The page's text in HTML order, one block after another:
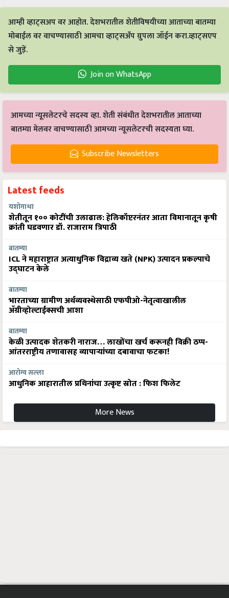
आम्ही व्हाट्सअप वर आहोत. देशभरातील शेतीविषयीच्या आताच्या बातम्या
मोबाईल वर वाचण्यासाठी आमचा व्हाट्सअँप ग्रुपला जॉईन करा.व्हाट्सएप
से जुड़ें.
Join on WhatsApp
आमच्या न्यूसलेटरचे सदस्य व्हा. शेती संबंधीत देशभरातील आताच्या
बातम्या मेलवर वाचण्यासाठी आमच्या न्यूसलेटरची सदस्यता घ्या.
Subscribe Newsletters
Latest feeds
यशोगाथा
शेतीतून १०० कोटींची उलाढाल: हेलिकॉप्टरनंतर आता विमानातून कृषी
क्रांती घडवणार डॉ. राजाराम त्रिपाठी
बातम्या
ICL ने महाराष्ट्रात अत्याधुनिक विद्राव्य खते (NPK) उत्पादन प्रकल्पाचे
उद्घाटन केले
बातम्या
भारताच्या ग्रामीण अर्थव्यवस्थेसाठी एफपीओ-नेतृत्वाखालील
अ‍ॅग्रीव्होल्टाईक्सची आशा
बातम्या
केळी उत्पादक शेतकरी नाराज… लाखोंचा खर्च करूनही विक्री ठप्प-
आंतरराष्ट्रीय तणावासह व्यापाऱ्यांच्या दबावाचा फटका!
आरोग्य सल्ला
आधुनिक आहारातील प्रथिनांचा उत्कृष्ट स्रोत : फिश फिलेट
More News